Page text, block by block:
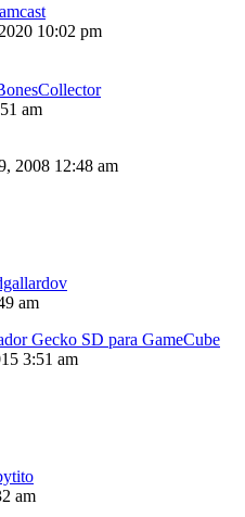
10:02 pm
am
2008 12:48 am
am
Gecko SD para GameCube
3:51 am
am